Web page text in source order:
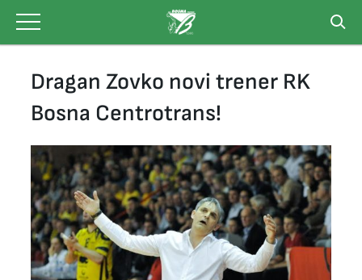
content
Dragan Zovko novi trener RK
Bosna Centrotrans!